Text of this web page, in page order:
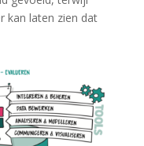
kan laten zien dat